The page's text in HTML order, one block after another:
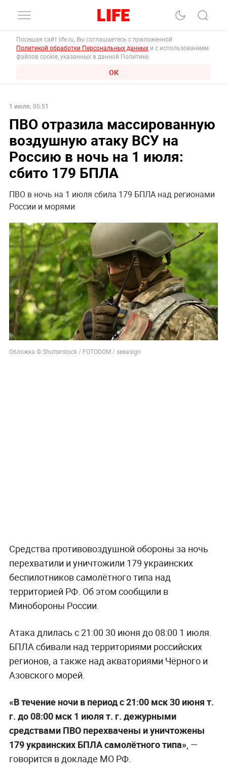
Посещая сайт life.ru, Вы соглашаетесь с приложенной
Политикой обработки Персональных данных и с использованием
файлов cookie, указанных в данной Политике.
ОК
1 июля, 05:51
ПВО отразила массированную
воздушную атаку ВСУ на
Россию в ночь на 1 июля:
сбито 179 БПЛА
ПВО в ночь на 1 июля сбила 179 БПЛА над регионами
России и морями
Обложка © Shutterstock / FOTODOM / seeasign
Средства противовоздушной обороны за ночь
перехватили и уничтожили 179 украинских
беспилотников самолётного типа над
территорией РФ. Об этом сообщили в
Минобороны России.
Атака длилась с 21:00 30 июня до 08:00 1 июля.
БПЛА сбивали над территориями российских
регионов, а также над акваториями Чёрного и
Азовского морей.
«В течение ночи в период с 21:00 мск 30 июня т.
г. до 08:00 мск 1 июля т. г. дежурными
средствами ПВО перехвачены и уничтожены
179 украинских БПЛА самолётного типа», —
говорится в докладе МО РФ.